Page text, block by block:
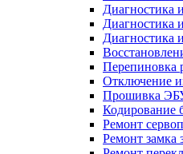
Диагностика
Диагностика
Диагностика
Перепиновка
Отключение
Прошивка
Кодирование
Ремонт
Ремонт замка